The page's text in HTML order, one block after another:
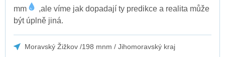
mm
,ale víme jak dopadají ty predikce a realita může
být úplně jiná.
Moravský Žižkov /198 mnm / Jihomoravský kraj